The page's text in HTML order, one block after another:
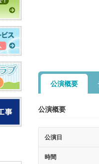
公演概要
公演概要
公演日
時間